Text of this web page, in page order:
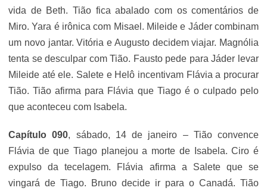
vida de Beth. Tião fica abalado com os comentários de
Miro. Yara é irônica com Misael. Mileide e Jáder combinam
um novo jantar. Vitória e Augusto decidem viajar. Magnólia
tenta se desculpar com Tião. Fausto pede para Jáder levar
Mileide até ele. Salete e Helô incentivam Flávia a procurar
Tião. Tião afirma para Flávia que Tiago é o culpado pelo
que aconteceu com Isabela.
Capítulo 090, sábado, 14 de janeiro – Tião convence
Flávia de que Tiago planejou a morte de Isabela. Ciro é
expulso da tecelagem. Flávia afirma a Salete que se
vingará de Tiago. Bruno decide ir para o Canadá. Tião